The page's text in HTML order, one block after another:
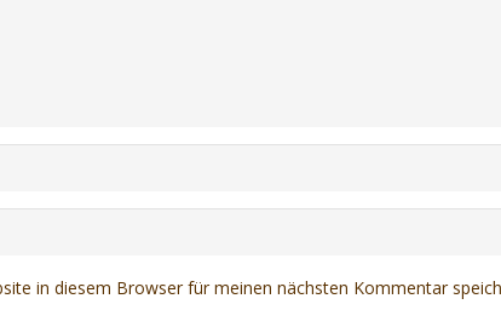
in diesem Browser für meinen nächsten Kommentar